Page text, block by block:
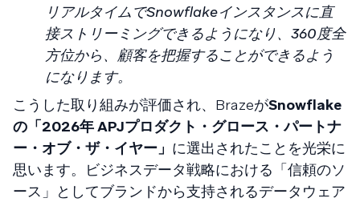
リアルタイムでSnowflakeインスタンスに直
接ストリーミングできるようになり、360度全
方位から、顧客を把握することができるよう
になります。
こうした取り組みが評価され、BrazeがSnowflake
の「2026年 APJプロダクト・グロース・パートナ
ー・オブ・ザ・イヤー」 に選出されたことを光栄に
思います。ビジネスデータ戦略における「信頼のソ
ース」としてブランドから支持されるデータウェア